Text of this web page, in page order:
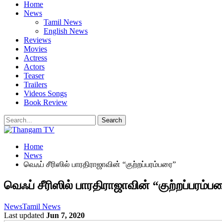
Home
News
Tamil News
English News
Reviews
Movies
Actress
Actors
Teaser
Trailers
Videos Songs
Book Review
Home
News
வெஃப் சீரிஸில் பாரதிராஜாவின் “குற்றப்பரம்பரை”
வெஃப் சீரிஸில் பாரதிராஜாவின்
NewsTamil News
Last updated Jun 7, 2020